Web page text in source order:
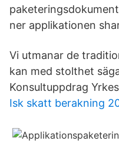
ner applikationen
Vi utmanar de
kan med stolthet
Konsultuppdrag
Isk skatt berakning